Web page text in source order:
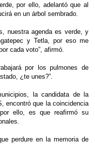
por ello, adelantó que al
en un árbol sembrado.
nuestra agenda es verde, y
y Tetla, por eso me
cada voto”, afirmó.
por los pulmones de
¿te unes?”.
la candidata de la
encontró que la coincidencia
ello, es que reafirmó su
perdure en la memoria de